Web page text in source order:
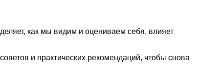
как мы видим и оцениваем себя, влияет
и практических рекомендаций, чтобы снова